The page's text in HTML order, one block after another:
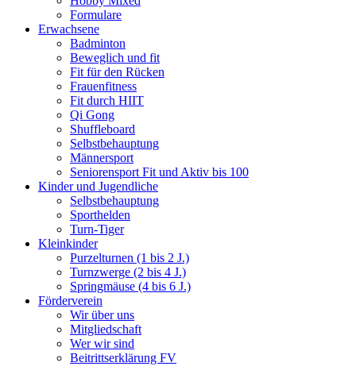
Formulare
Erwachsene
Badminton
Beweglich und fit
Fit für den Rücken
Frauenfitness
Fit durch HIIT
Qi Gong
Shuffleboard
Selbstbehauptung
Männersport
Seniorensport Fit und Aktiv bis 100
Kinder und Jugendliche
Selbstbehauptung
Sporthelden
Turn-Tiger
Kleinkinder
Purzelturnen (1 bis 2 J.)
Turnzwerge (2 bis 4 J.)
Springmäuse (4 bis 6 J.)
Förderverein
Wir über uns
Mitgliedschaft
Wer wir sind
Beitrittserklärung FV